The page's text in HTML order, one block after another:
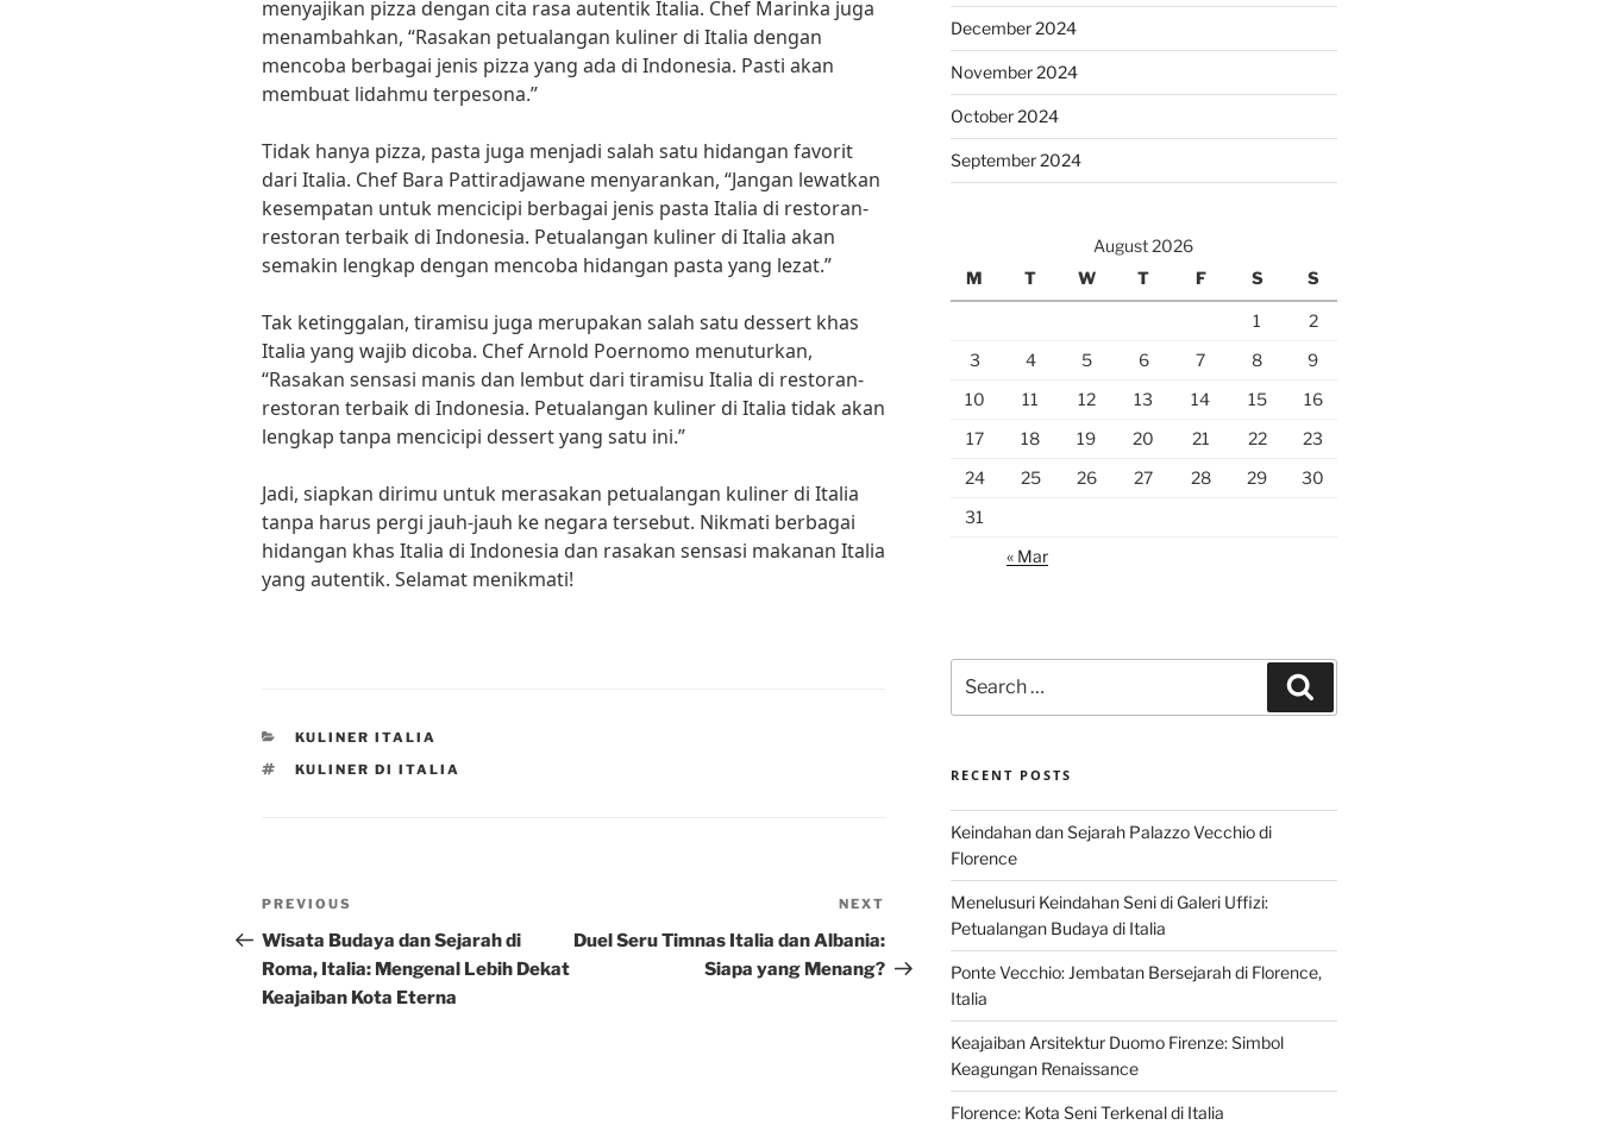
menyajikan pizza dengan cita rasa autentik Italia. Chef Marinka juga
menambahkan, “Rasakan petualangan kuliner di Italia dengan
mencoba berbagai jenis pizza yang ada di Indonesia. Pasti akan
membuat lidahmu terpesona.”
Tidak hanya pizza, pasta juga menjadi salah satu hidangan favorit
dari Italia. Chef Bara Pattiradjawane menyarankan, “Jangan lewatkan
kesempatan untuk mencicipi berbagai jenis pasta Italia di restoran-
restoran terbaik di Indonesia. Petualangan kuliner di Italia akan
semakin lengkap dengan mencoba hidangan pasta yang lezat.”
Tak ketinggalan, tiramisu juga merupakan salah satu dessert khas
Italia yang wajib dicoba. Chef Arnold Poernomo menuturkan,
“Rasakan sensasi manis dan lembut dari tiramisu Italia di restoran-
restoran terbaik di Indonesia. Petualangan kuliner di Italia tidak akan
lengkap tanpa mencicipi dessert yang satu ini.”
Jadi, siapkan dirimu untuk merasakan petualangan kuliner di Italia
tanpa harus pergi jauh-jauh ke negara tersebut. Nikmati berbagai
hidangan khas Italia di Indonesia dan rasakan sensasi makanan Italia
yang autentik. Selamat menikmati!
CATEGORIES
KULINER ITALIA
TAGS
KULINER DI ITALIA
Post
navigation
Previous
Post
PREVIOUS
Wisata Budaya dan Sejarah di
Roma, Italia: Mengenal Lebih Dekat
Keajaiban Kota Eterna
Post
NEXT
Duel Seru Timnas Italia dan Albania:
Siapa yang Menang?
December 2024
November 2024
October 2024
September 2024
August 2026
M
T W T F S S
1
2
3
4 5 6 7 8
9
10
11 12 13 14 15
16
17
18 19 20 21 22
23
24
25 26 27 28 29
30
31
« Mar
for:
RECENT POSTS
Keindahan dan Sejarah Palazzo Vecchio di
Florence
Menelusuri Keindahan Seni di Galeri Uffizi:
Petualangan Budaya di Italia
Ponte Vecchio: Jembatan Bersejarah di Florence,
Italia
Keajaiban Arsitektur Duomo Firenze: Simbol
Keagungan Renaissance
Florence: Kota Seni Terkenal di Italia